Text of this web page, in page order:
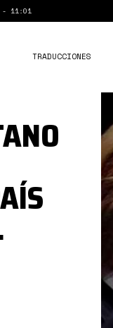
- 11:01
TRADUCCIONES